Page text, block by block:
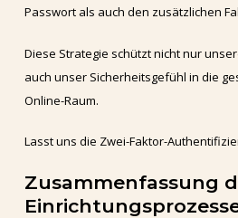
Passwort als auch den zusätzlichen
Diese Strategie schützt nicht nur
auch unser Sicherheitsgefühl in die
Online-Raum.
Lasst uns die Zwei-Faktor-
Zusammenfassung